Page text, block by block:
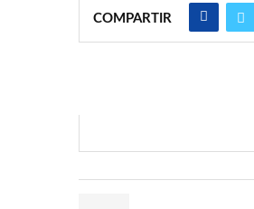
COMPARTIR